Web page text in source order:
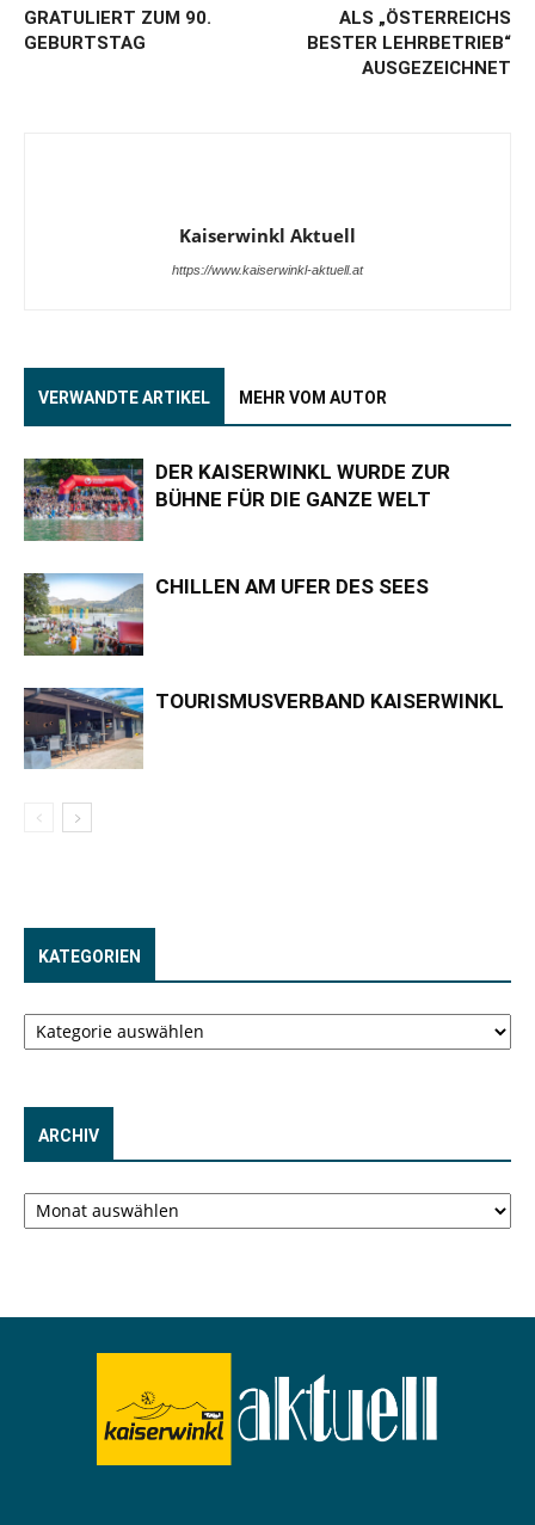
GRATULIERT ZUM 90.
GEBURTSTAG
ALS „ÖSTERREICHS
BESTER LEHRBETRIEB“
AUSGEZEICHNET
Kaiserwinkl Aktuell
https://www.kaiserwinkl-aktuell.at
VERWANDTE ARTIKEL MEHR VOM AUTOR
DER KAISERWINKL WURDE ZUR
BÜHNE FÜR DIE GANZE WELT
CHILLEN AM UFER DES SEES
TOURISMUSVERBAND KAISERWINKL
KATEGORIEN
Kategorien
ARCHIV
Archiv